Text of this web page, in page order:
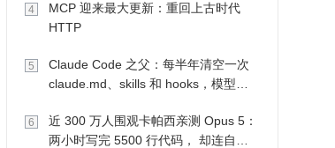
4
MCP 迎来最大更新：重回上古时代
HTTP
5
Claude Code 之父：每半年清空一次
claude.md、skills 和 hooks，模型自
6
近 300 万人围观卡帕西亲测 Opus 5：
两小时写完 5500 行代码， 却连自己